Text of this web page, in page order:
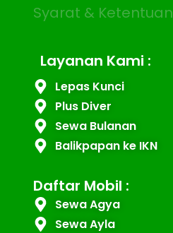
Syarat & Ketentuan
Layanan Kami :
Lepas Kunci
Plus Diver
Sewa Bulanan
Balikpapan ke IKN
Daftar Mobil :
Sewa Agya
Sewa Ayla